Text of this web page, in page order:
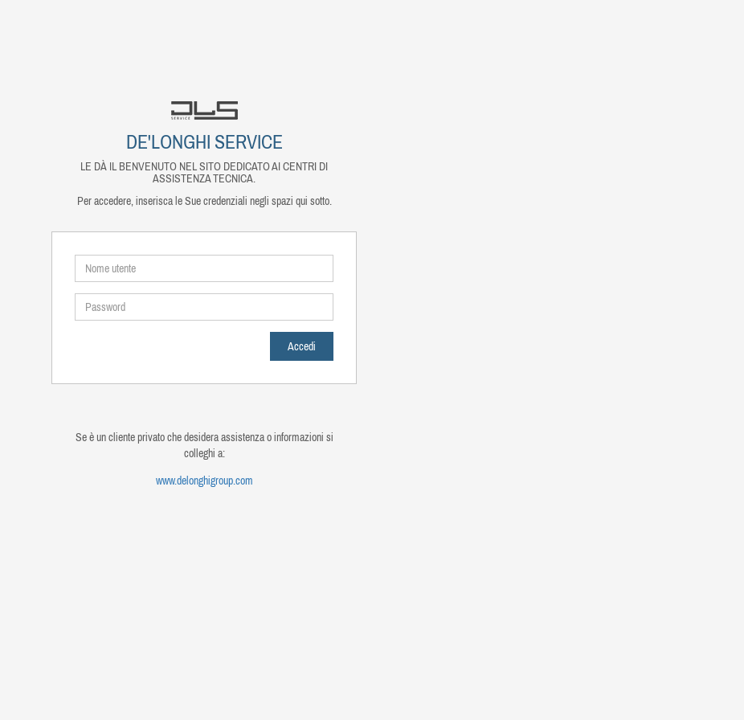
DE'LONGHI SERVICE
LE DÀ IL BENVENUTO NEL SITO DEDICATO AI CENTRI DI
ASSISTENZA TECNICA.
Per accedere, inserisca le Sue credenziali negli spazi qui sotto.
Se è un cliente privato che desidera assistenza o informazioni si
colleghi a:
www.delonghigroup.com